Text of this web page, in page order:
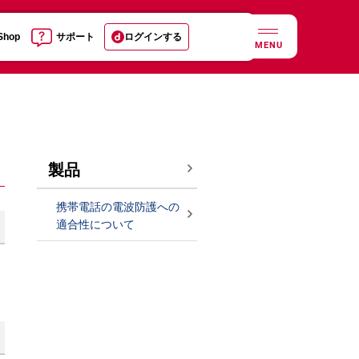
サポート ログインする
MENU
製品
携帯電話の電波防護への
適合性について